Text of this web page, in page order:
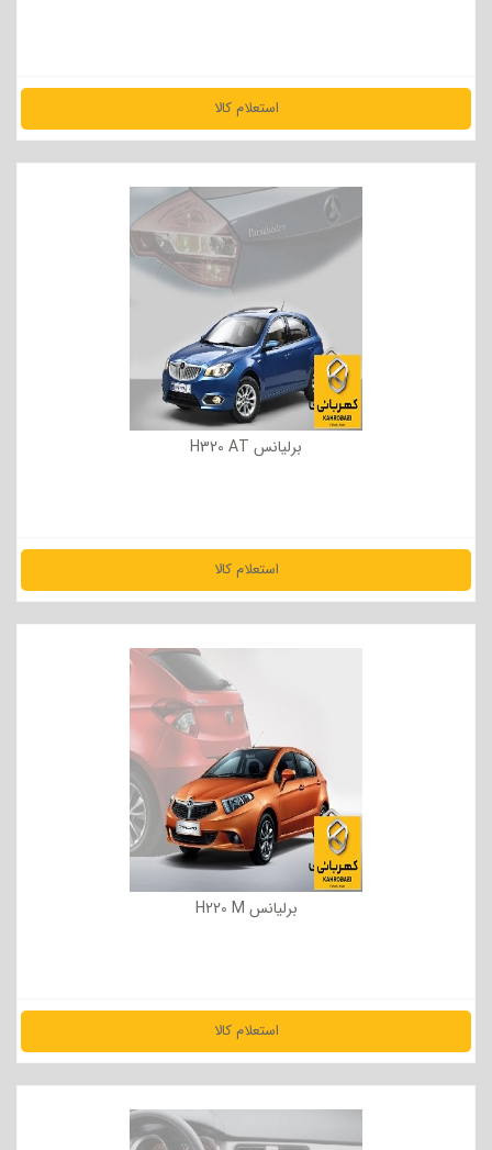
استعلام کالا
مشاهده جزئیات
برلیانس H320 AT
استعلام کالا
مشاهده جزئیات
برلیانس H220 M
استعلام کالا
مشاهده جزئیات